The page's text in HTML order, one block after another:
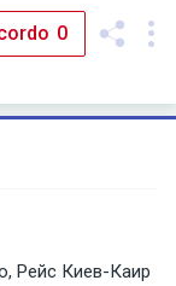
0
Рейс Киев-Каир